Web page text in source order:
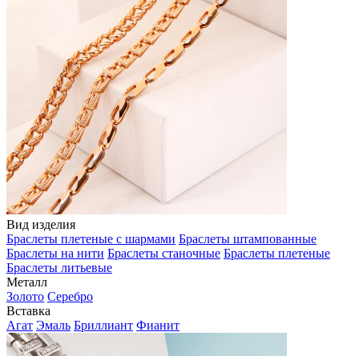
Вид изделия
Браслеты плетеные с шармами Браслеты штампованные
Браслеты на нити Браслеты станочные Браслеты плетеные
Браслеты литьевые
Металл
Золото Серебро
Вставка
Агат Эмаль Бриллиант Фианит